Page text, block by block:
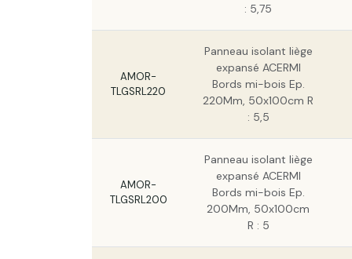
: 5,75
AMOR-
TLGSRL220
Panneau isolant liège
expansé ACERMI
Bords mi-bois Ep.
220Mm, 50x100cm R
: 5,5
AMOR-
TLGSRL200
Panneau isolant liège
expansé ACERMI
Bords mi-bois Ep.
200Mm, 50x100cm
R : 5